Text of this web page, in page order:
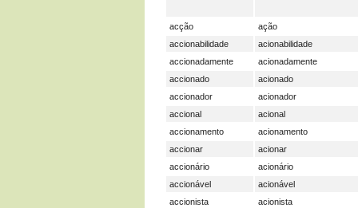
acção
ação
accionabilidade
acionabilidade
accionadamente
acionadamente
accionado
acionado
accionador
acionador
accional
acional
accionamento
acionamento
accionar
acionar
accionário
acionário
accionável
acionável
accionista
acionista